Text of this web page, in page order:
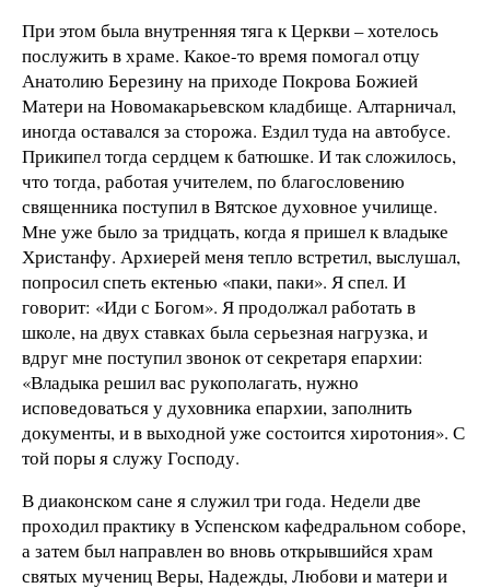
При этом была внутренняя тяга к Церкви – хотелось
послужить в храме. Какое-то время помогал отцу
Анатолию Березину на приходе Покрова Божией
Матери на Новомакарьевском кладбище. Алтарничал,
иногда оставался за сторожа. Ездил туда на автобусе.
Прикипел тогда сердцем к батюшке. И так сложилось,
что тогда, работая учителем, по благословению
священника поступил в Вятское духовное училище.
Мне уже было за тридцать, когда я пришел к владыке
Христанфу. Архиерей меня тепло встретил, выслушал,
попросил спеть ектенью «паки, паки». Я спел. И
говорит: «Иди с Богом». Я продолжал работать в
школе, на двух ставках была серьезная нагрузка, и
вдруг мне поступил звонок от секретаря епархии:
«Владыка решил вас рукополагать, нужно
исповедоваться у духовника епархии, заполнить
документы, и в выходной уже состоится хиротония». С
той поры я служу Господу.
В диаконском сане я служил три года. Недели две
проходил практику в Успенском кафедральном соборе,
а затем был направлен во вновь открывшийся храм
святых мучениц Веры, Надежды, Любови и матери и